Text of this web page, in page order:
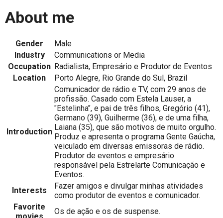
About me
Gender
Male
Industry
Communications or Media
Occupation Radialista, Empresário e Produtor de Eventos
Location
Porto Alegre, Rio Grande do Sul, Brazil
Introduction
Comunicador de rádio e TV, com 29 anos de
profissão. Casado com Estela Lauser, a
"Estelinha", e pai de três filhos, Gregório (41),
Germano (39), Guilherme (36), e de uma filha,
Laiana (35), que são motivos de muito orgulho.
Produz e apresenta o programa Gente Gaúcha,
veiculado em diversas emissoras de rádio.
Produtor de eventos e empresário
responsável pela Estrelarte Comunicação e
Eventos.
Interests
Fazer amigos e divulgar minhas atividades
como produtor de eventos e comunicador.
Favorite
Os de ação e os de suspense.